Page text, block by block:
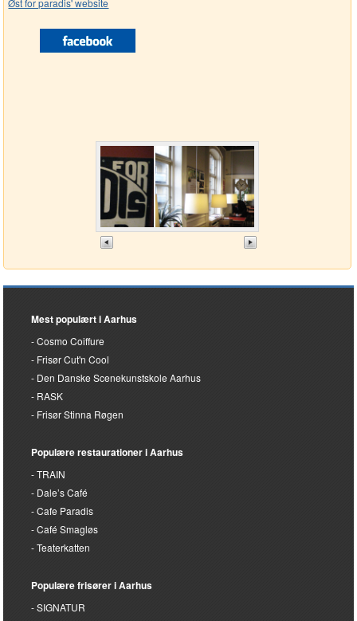
Mest populært i Aarhus
Cosmo Coiffure
Frisør Cut'n Cool
Den Danske Scenekunstskole Aarhus
Frisør Stinna Røgen
Populære restaurationer i Aarhus
TRAIN
Dale’s Café
Cafe Paradis
Teaterkatten